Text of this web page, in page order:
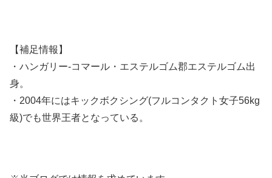
【補足情報】
・ハンガリー-コマール・エステルゴム郡エステルゴム出
身。
・2004年にはキックボクシング(フルコンタクト女子56kg
級)でも世界王者となっている。